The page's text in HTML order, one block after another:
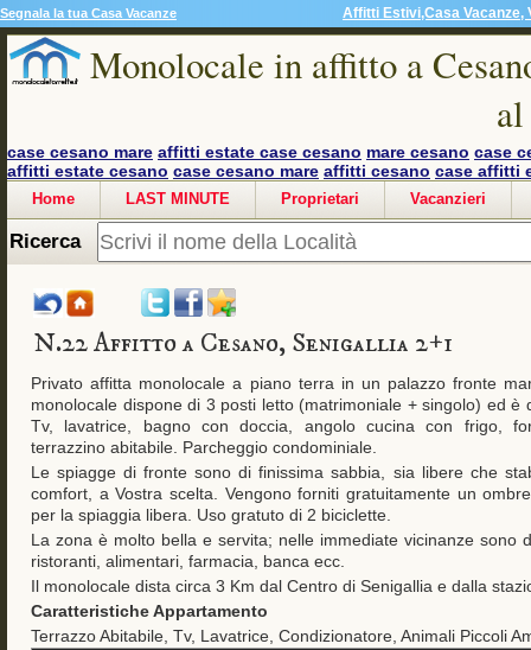
Segnala la tua Casa Vacanze Affitti Estivi,Casa Vacanze,
Monolocale in affitto a
case cesano mare affitti estate case cesano mare cesano case
affitti estate cesano case cesano mare affitti cesano case affitti
Home LAST MINUTE Proprietari Vacanzieri
Ricerca
N.22 Affitto a Cesano, Senigallia 2+1
Privato affitta monolocale a piano terra in un palazzo fronte
monolocale dispone di 3 posti letto (matrimoniale + singolo) ed è
Tv, lavatrice, bagno con doccia, angolo cucina con frigo,
terrazzino abitabile. Parcheggio condominiale.
Le spiagge di fronte sono di finissima sabbia, sia libere che
comfort, a Vostra scelta. Vengono forniti gratuitamente un
per la spiaggia libera. Uso gratuto di 2 biciclette.
La zona è molto bella e servita; nelle immediate vicinanze sono
ristoranti, alimentari, farmacia, banca ecc.
Il monolocale dista circa 3 Km dal Centro di Senigallia e dalla
Caratteristiche Appartamento
Terrazzo Abitabile, Tv, Lavatrice, Condizionatore, Animali Piccoli